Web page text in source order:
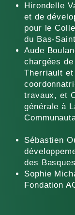
Hirondelle
et de
pour le
du Bas-
Aude
chargées
Therriault et
travaux, et
générale à
Sébastien
des Basques
Sophie
Fondation